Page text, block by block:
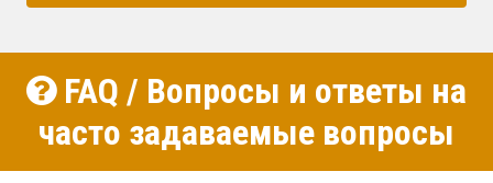
FAQ / Вопросы и ответы на
часто задаваемые вопросы